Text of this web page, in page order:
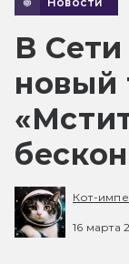
В
новый
Кот-
16 марта